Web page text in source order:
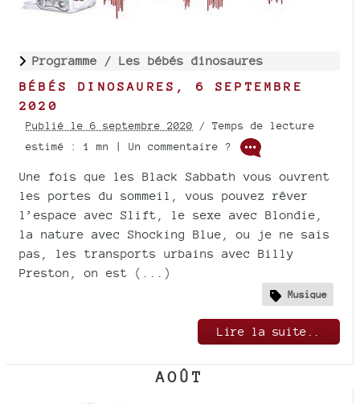
Programme / Les bébés dinosaures
BÉBÉS DINOSAURES, 6 SEPTEMBRE
2020
Publié le 6 septembre 2020 / Temps de lecture
estimé : 1 mn | Un commentaire ?
Une fois que les Black Sabbath vous ouvrent
les portes du sommeil, vous pouvez rêver
l’espace avec Slift, le sexe avec Blondie,
la nature avec Shocking Blue, ou je ne sais
pas, les transports urbains avec Billy
Preston, on est (...)
Musique
Lire la suite..
AOÛT